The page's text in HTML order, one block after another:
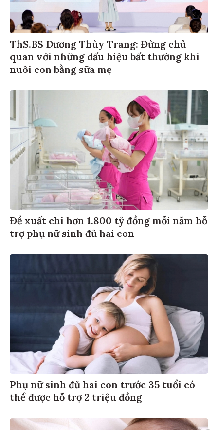
ThS.BS Dương Thùy Trang: Đừng chủ
quan với những dấu hiệu bất thường khi
nuôi con bằng sữa mẹ
Đề xuất chi hơn 1.800 tỷ đồng mỗi năm hỗ
trợ phụ nữ sinh đủ hai con
Phụ nữ sinh đủ hai con trước 35 tuổi có
thể được hỗ trợ 2 triệu đồng